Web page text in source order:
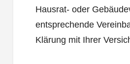
Hausrat- oder
entsprechende
Klärung mit Ihrer